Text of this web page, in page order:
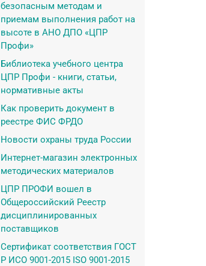
безопасным методам и
приемам выполнения работ на
высоте в АНО ДПО «ЦПР
Профи»
Библиотека учебного центра
ЦПР Профи - книги, статьи,
нормативные акты
Как проверить документ в
реестре ФИС ФРДО
Новости охраны труда России
Интернет-магазин электронных
методических материалов
ЦПР ПРОФИ вошел в
Общероссийский Реестр
дисциплинированных
поставщиков
Сертификат соответствия ГОСТ
Р ИСО 9001-2015 ISO 9001-2015